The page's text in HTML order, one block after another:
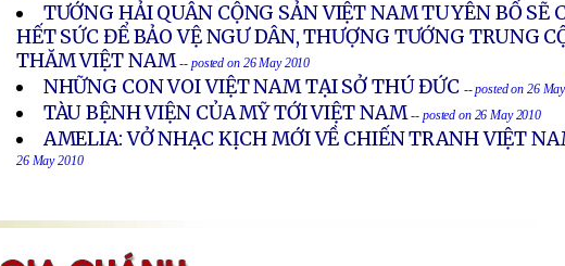
TƯỚNG HẢI QUÂN CỘNG SẢN VIỆT NAM TUYÊN BỐ SẼ
HẾT SỨC ĐỂ BẢO VỆ NGƯ DÂN, THƯỢNG TƯỚNG TRUNG
THĂM VIỆT NAM -- posted on 26 May 2010
NHỮNG CON VOI VIỆT NAM TẠI SỞ THÚ ĐỨC -- posted on 26
TÀU BỆNH VIỆN CỦA MỸ TỚI VIỆT NAM -- posted on 26 May 2010
AMELIA: VỞ NHẠC KỊCH MỚI VỀ CHIẾN TRANH VIỆT
26 May 2010